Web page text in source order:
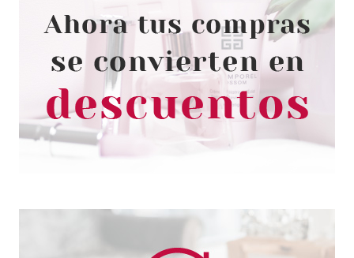
EUGENE PERMA
EUGENE PERMA COLLECTIONS
NATURE BY CYCLE VITAL
SPRAY PEINADO BIOLOGICO
CERTIFICADO 150ML
Pvr 11.90€
-85%
desde
1.75€